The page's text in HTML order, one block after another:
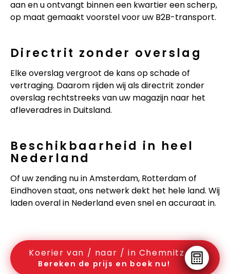
aan en u ontvangt binnen een kwartier een scherp,
op maat gemaakt voorstel voor uw B2B-transport.
Directrit zonder overslag
Elke overslag vergroot de kans op schade of
vertraging. Daarom rijden wij als directrit zonder
overslag rechtstreeks van uw magazijn naar het
afleveradres in Duitsland.
Beschikbaarheid in heel
Nederland
Of uw zending nu in Amsterdam, Rotterdam of
Eindhoven staat, ons netwerk dekt het hele land. Wij
laden overal in Nederland even snel en accuraat in.
Koerier van / naar / in Chemnitz
Bereken de prijs en boek nu!